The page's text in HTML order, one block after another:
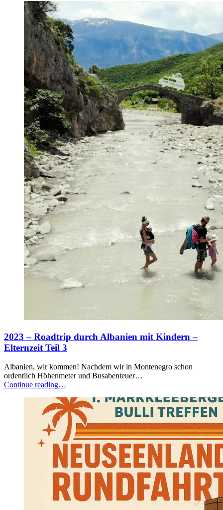
2023 – Roadtrip durch Albanien mit Kindern –
Elternzeit Teil 3
Albanien, wir kommen! Nachdem wir in Montenegro schon
ordentlich Höhenmeter und Busabenteuer…
Continue reading“2023
Roadtrip
durch
Albanien
mit
Kindern
–
Elternzeit
Teil
3”
…